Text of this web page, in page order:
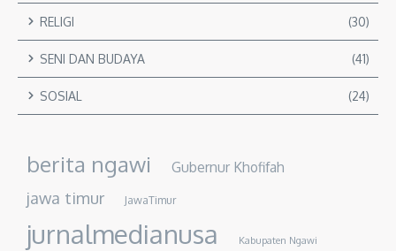
RELIGI (30)
SENI DAN BUDAYA (41)
SOSIAL (24)
berita ngawi Gubernur Khofifah
jawa timur JawaTimur
jurnalmedianusa Kabupaten Ngawi